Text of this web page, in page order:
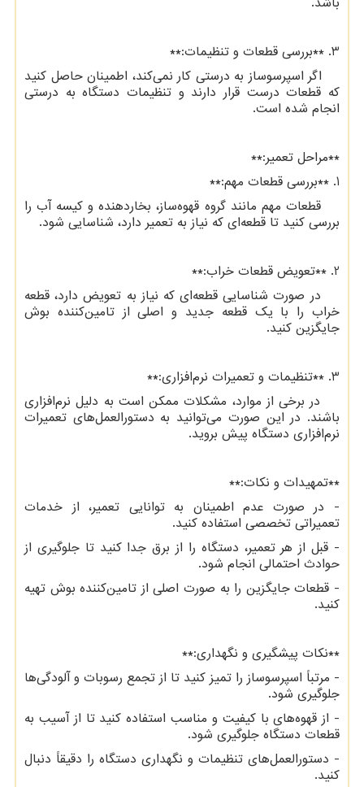
3. **بررسی قطعات و تنظیمات:**
اگر اسپرسوساز به درستی کار نمی‌کند، اطمینان حاصل کنید
که قطعات درست قرار دارند و تنظیمات دستگاه به درستی
انجام شده است.
**مراحل تعمیر:**
1. **بررسی قطعات مهم:**
قطعات مهم مانند گروه قهوه‌ساز، بخاردهنده و کیسه آب را
بررسی کنید تا قطعه‌ای که نیاز به تعمیر دارد، شناسایی شود.
2. **تعویض قطعات خراب:**
در صورت شناسایی قطعه‌ای که نیاز به تعویض دارد، قطعه
خراب را با یک قطعه جدید و اصلی از تامین‌کننده بوش
جایگزین کنید.
3. **تنظیمات و تعمیرات نرم‌افزاری:**
در برخی از موارد، مشکلات ممکن است به دلیل نرم‌افزاری
باشند. در این صورت می‌توانید به دستورالعمل‌های تعمیرات
نرم‌افزاری دستگاه پیش بروید.
**تمهیدات و نکات:**
- در صورت عدم اطمینان به توانایی تعمیر، از خدمات
تعمیراتی تخصصی استفاده کنید.
- قبل از هر تعمیر، دستگاه را از برق جدا کنید تا جلوگیری از
حوادث احتمالی انجام شود.
- قطعات جایگزین را به صورت اصلی از تامین‌کننده بوش تهیه
کنید.
**نکات پیشگیری و نگهداری:**
- مرتباً اسپرسوساز را تمیز کنید تا از تجمع رسوبات و آلودگی‌ها
جلوگیری شود.
- از قهوه‌های با کیفیت و مناسب استفاده کنید تا از آسیب به
قطعات دستگاه جلوگیری شود.
- دستورالعمل‌های تنظیمات و نگهداری دستگاه را دقیقاً دنبال
کنید.